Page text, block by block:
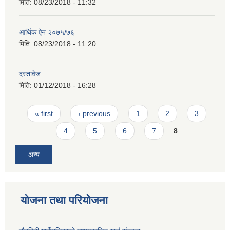
मिति: 08/23/2018 - 11:32
आर्थिक ऐन २०७५/७६
मिति: 08/23/2018 - 11:20
दस्तावेज
मिति: 01/12/2018 - 16:28
Pages
« first ‹ previous 1 2 3
4 5 6 7 8
अन्य
योजना तथा परियोजना